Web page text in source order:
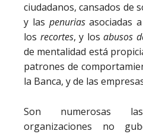
ciudadanos, cansados de
y las penuriasasociadas
los recortes, y losabusos
de mentalidad está
patrones de
la Banca, y de las
Son numerosas
organizaciones no